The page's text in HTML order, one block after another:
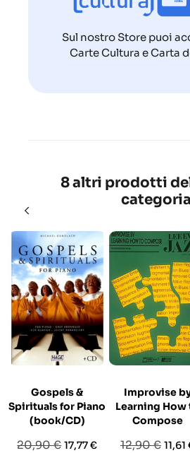
Sul nostro Store puoi
Carte Cultura e Carta
8 altri prodotti
Gospels &
Spirituals for Piano
(book/CD)
Prezzo
20,90 €Prezzo
17,77 €
Improvise
Learning How
Compose
Prezzo
12,90 € 11,61